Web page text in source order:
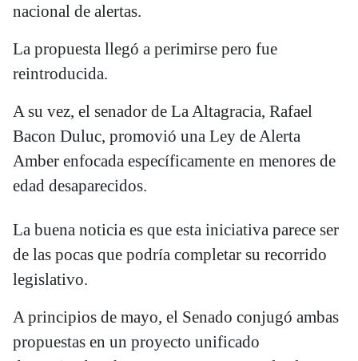
nacional de alertas.
La propuesta llegó a perimirse pero fue
reintroducida.
A su vez, el senador de La Altagracia, Rafael
Bacon Duluc, promovió una Ley de Alerta
Amber enfocada específicamente en menores de
edad desaparecidos.
La buena noticia es que esta iniciativa parece ser
de las pocas que podría completar su recorrido
legislativo.
A principios de mayo, el Senado conjugó ambas
propuestas en un proyecto unificado